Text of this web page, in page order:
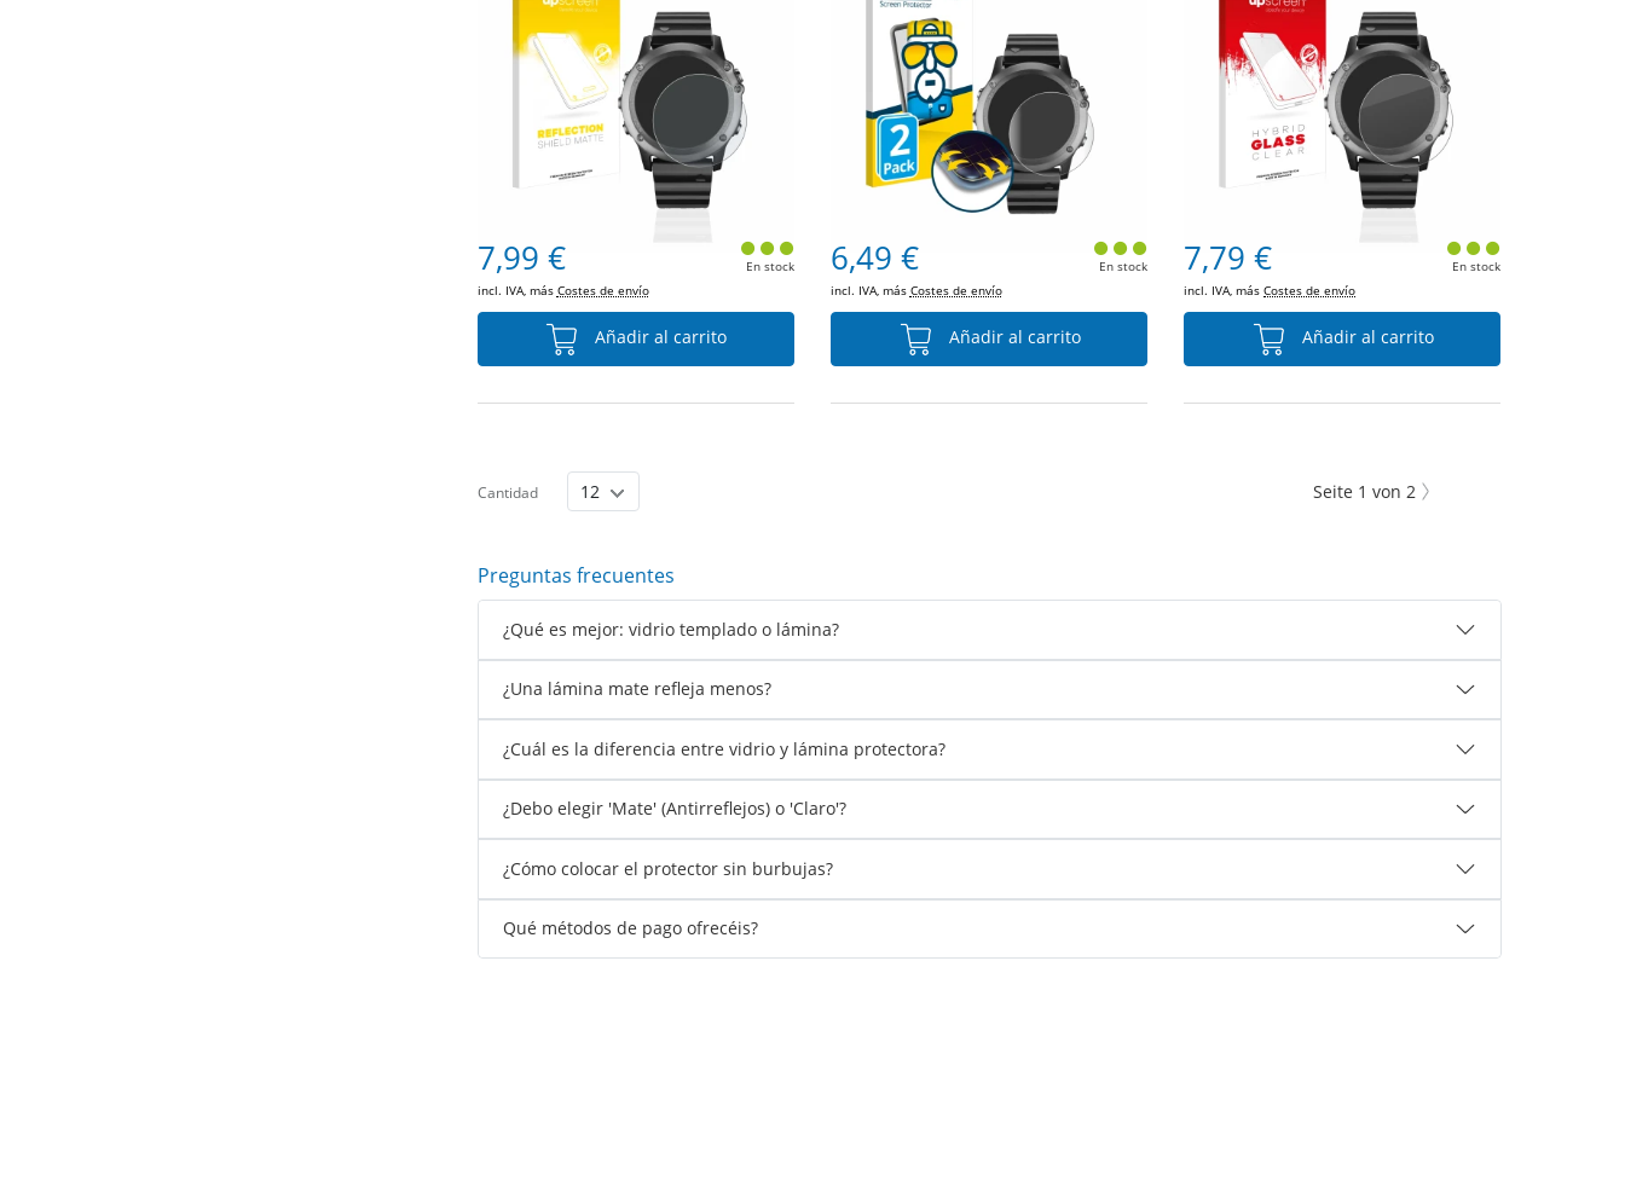
7,99 €
incl. IVA, más Costes de envío
En stock
Añadir al carrito
6,49 €
incl. IVA, más Costes de envío
En stock
Añadir al carrito
7,79 €
incl. IVA, másCostes de envío
En stock
Añadir al carrito
Cantidad Seite 1 von 2
Preguntas frecuentes
¿Qué es mejor: vidrio templado o lámina?
¿Una lámina mate refleja menos?
¿Cuál es la diferencia entre vidrio y lámina protectora?
¿Debo elegir 'Mate' (Antirreflejos) o 'Claro'?
¿Cómo colocar el protector sin burbujas?
Qué métodos de pago ofrecéis?